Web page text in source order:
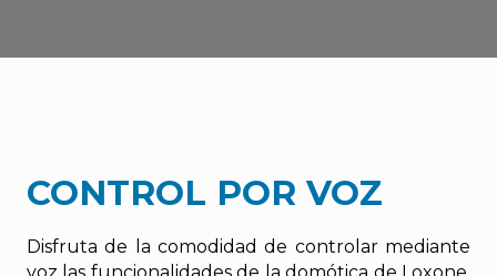
CONTROL POR VOZ
Disfruta de la comodidad de controlar mediante
voz las funcionalidades de la domótica de Loxone.